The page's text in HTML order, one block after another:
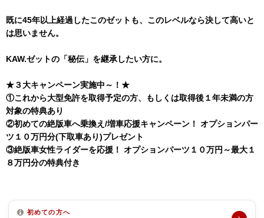
既に45年以上経過したこのゼットも、このレベルなら決して高いと
は思いません。
KAW.ゼットの「秘伝」を継承したい方に。
★３大キャンペーン実施中～！ ★
①これから大型免許を取得予定の方、もしくは取得後１年未満の方
対象の特典あり
②初めての絶版車へ乗換え/増車応援キャンペーン！ オプションパー
ツ１０万円分(下取車あり)プレゼント
③絶版車女性ライダーを応援！ オプションパーツ１０万円～最大１
８万円分の特典付き
初めての方へ